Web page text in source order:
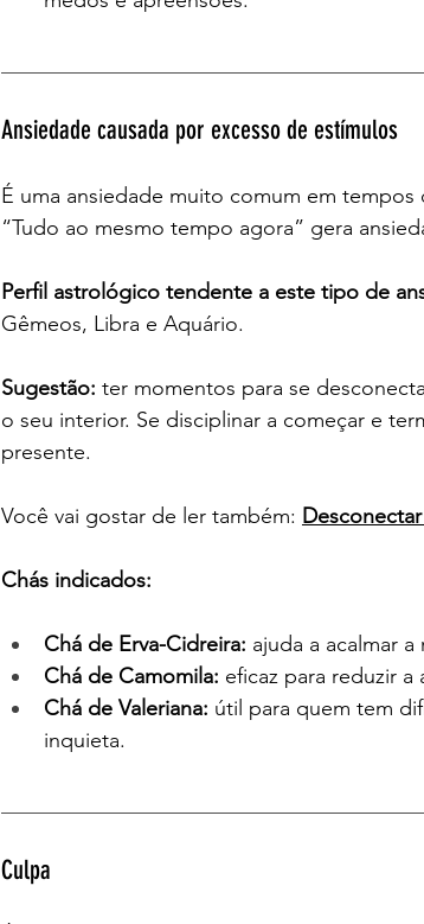
Ansiedade causada por excesso de estímulos
É uma ansiedade muito comum em
“Tudo ao mesmo tempo agora” gera
Perfil astrológico tendente a este tipo de
Gêmeos, Libra e Aquário.
Sugestão: ter momentos para se
o seu interior. Se disciplinar a começar e
presente.
Você vai gostar de ler também:
Chás indicados:
Chá de Erva-Cidreira: ajuda a acalmar
Chá de Camomila: eficaz para reduzir
Chá de Valeriana: útil para quem tem
inquieta.
Culpa